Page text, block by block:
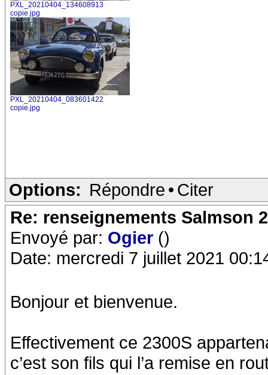
PXL_20210404_134608913
copie.jpg
PXL_20210404_083601422
copie.jpg
Options: Répondre • Citer
Re: renseignements Salmson
Envoyé par: Ogier ()
Date: mercredi 7 juillet 2021
Bonjour et bienvenue.
Effectivement ce 2300S
c’est son fils qui l’a remise en